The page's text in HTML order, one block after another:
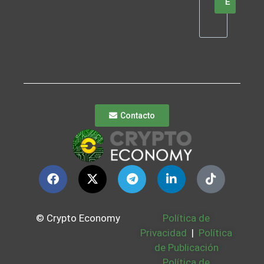
E
Contacto
© Crypto Economy
Política de
Privacidad | Política
de Publicación